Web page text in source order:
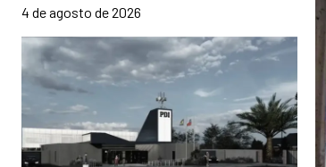
4 de agosto de 2026